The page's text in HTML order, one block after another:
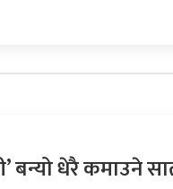
बन्यो धेरै कमाउने